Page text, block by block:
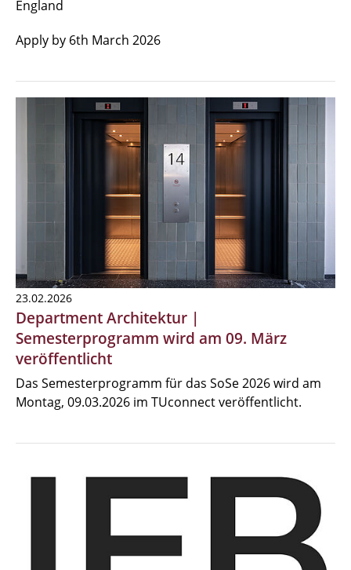
England
Apply by 6th March 2026
23.02.2026
Department Architektur |
Semesterprogramm wird am 09. März
veröffentlicht
Das Semesterprogramm für das SoSe 2026 wird am
Montag, 09.03.2026 im TUconnect veröffentlicht.